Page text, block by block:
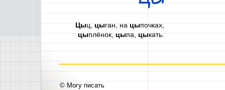
Цыц,цыган, нацыпочках,
цыплёнок,цыпа,цыкать.
© Могу писать